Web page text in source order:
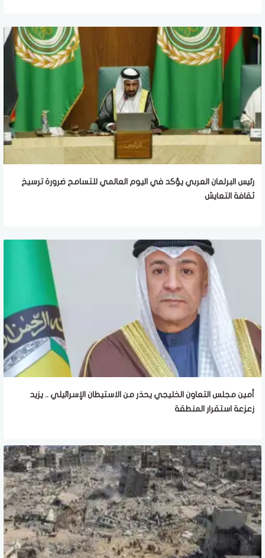
رئيس البرلمان العربي يؤكد في اليوم العالمي للتسامح ضرورة ترسيخ
ثقافة التعايش
أمين مجلس التعاون الخليجي يحذر من الاستيطان الإسرائيلي .. يزيد
زعزعة استقرار المنطقة